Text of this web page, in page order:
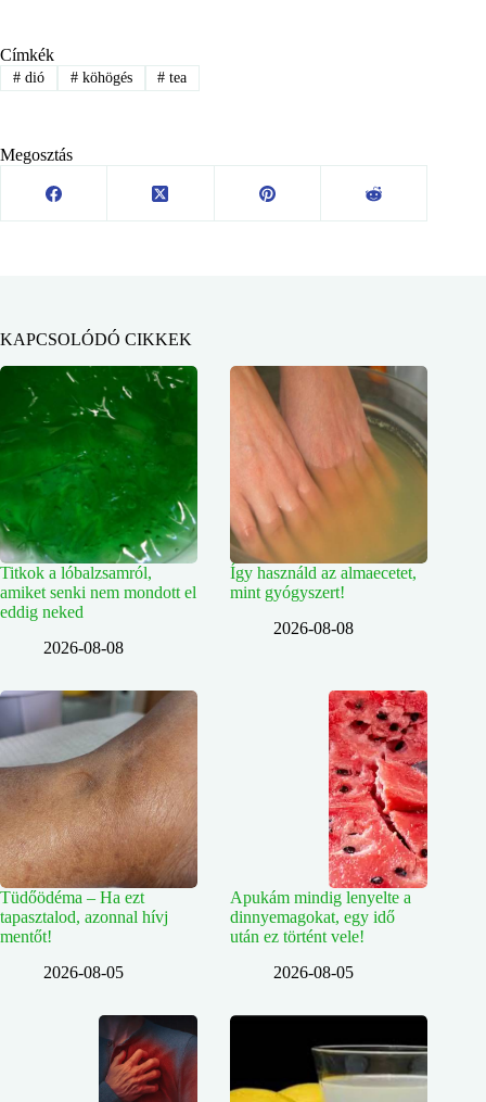
Címkék
#dió #köhögés # tea
Megosztás
KAPCSOLÓDÓ CIKKEK
Titkok a lóbalzsamról,
amiket senki nem mondott el
eddig neked
2026-08-08
Így használd az almaecetet,
mint gyógyszert!
2026-08-08
Tüdőödéma – Ha ezt
tapasztalod, azonnal hívj
mentőt!
2026-08-05
Apukám mindig lenyelte a
dinnyemagokat, egy idő
után ez történt vele!
2026-08-05